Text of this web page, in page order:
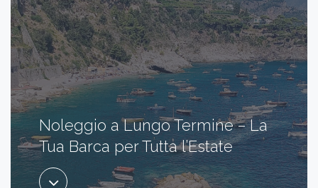
Noleggio a Lungo Termine – La
Tua Barca per Tutta l’Estate